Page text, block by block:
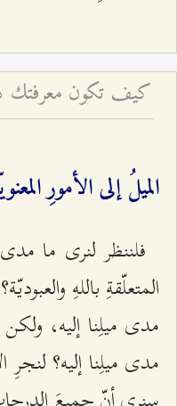
الميلُ إلى الأمورِ
فلننظر لنرى ما
المتعلّقةِ باللهِ
مدى ميلِنا إليه، ولكن
مدى ميلِنا إليه؟ لنجرِ